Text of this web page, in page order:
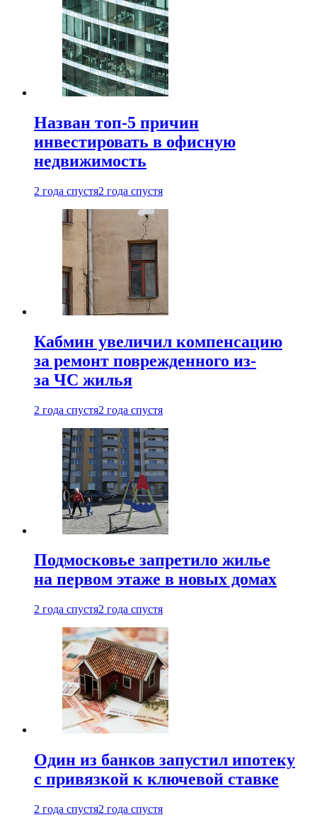
Назван топ-5 причин
инвестировать в офисную
недвижимость
2 года спустя2 года спустя
Кабмин увеличил компенсацию
за ремонт поврежденного из-
за ЧС жилья
2 года спустя2 года спустя
Подмосковье запретило жилье
на первом этаже в новых домах
2 года спустя2 года спустя
Один из банков запустил ипотеку
с привязкой к ключевой ставке
2 года спустя2 года спустя